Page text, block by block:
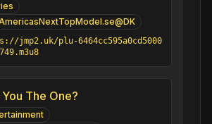
jmp2.uk/plu-6464cc595a0cd5000
The One?